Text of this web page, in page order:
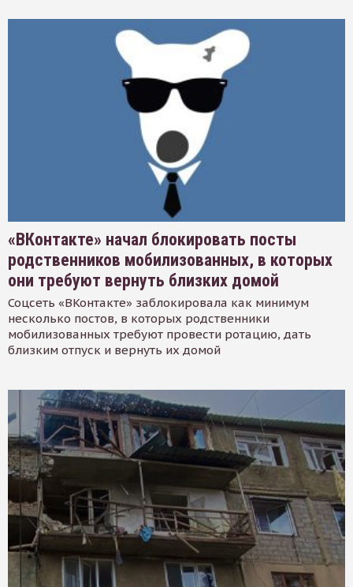
«ВКонтакте» начал блокировать посты
родственников мобилизованных, в которых
они требуют вернуть близких домой
Соцсеть «ВКонтакте» заблокировала как минимум
несколько постов, в которых родственники
мобилизованных требуют провести ротацию, дать
близким отпуск и вернуть их домой